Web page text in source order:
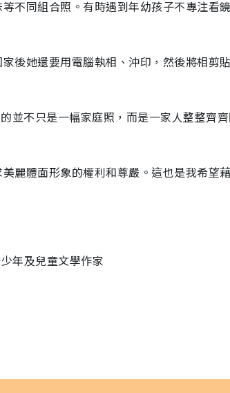
不同組合照。有時遇到年幼孩子不專注看
後她還要用電腦執相、沖印，然後將相剪
並不只是一幅家庭照，而是一家人整整齊
麗體面形象的權利和尊嚴。這也是我希望
年及兒童文學作家